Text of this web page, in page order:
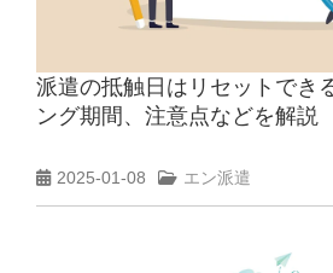
派遣の抵触日はリセットでき
ング期間、注意点などを解説
2025-01-08 エン派遣